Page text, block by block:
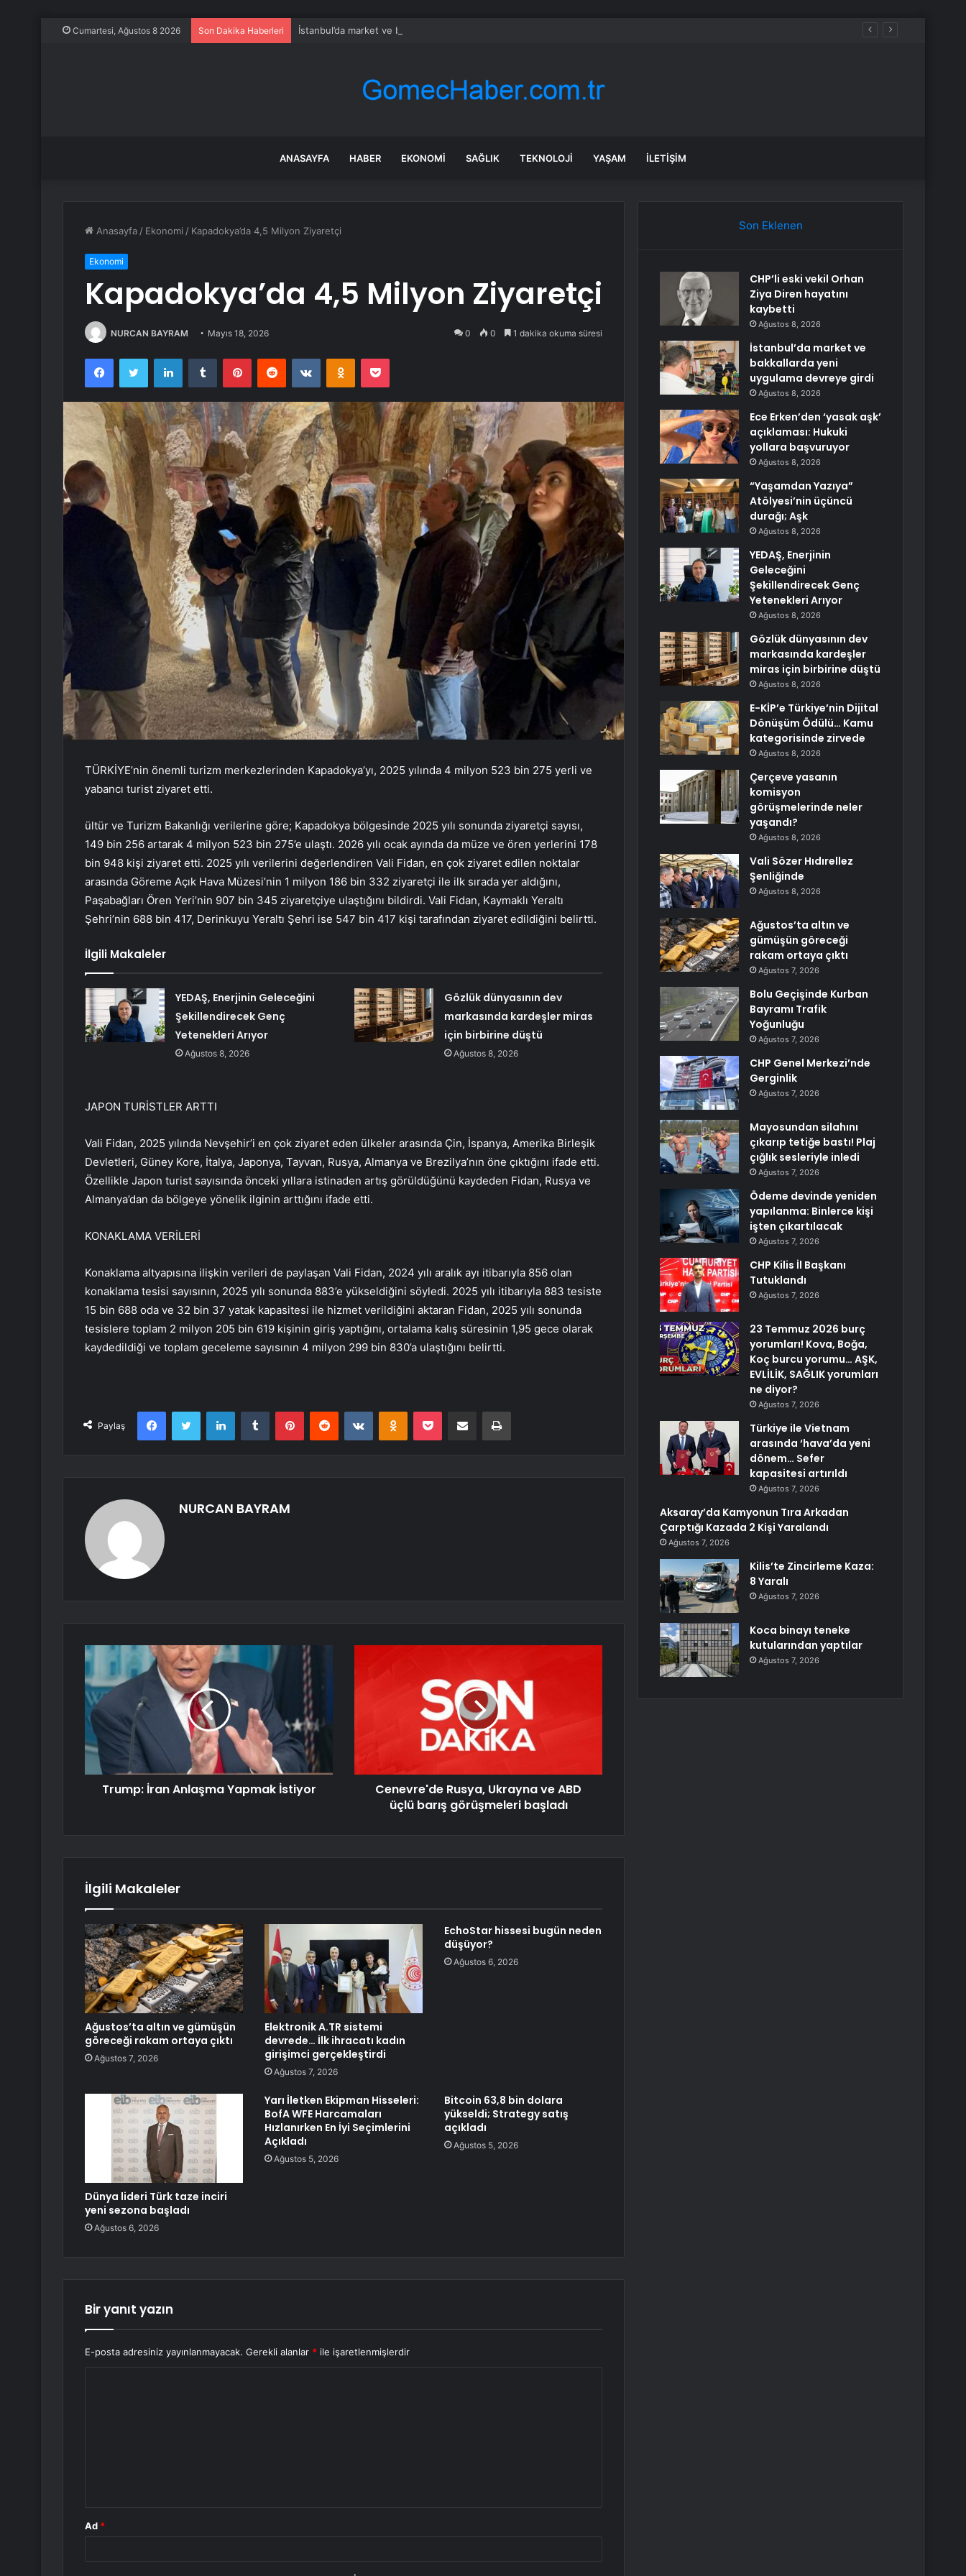
Cumartesi, Ağustos 8 2026 Son Dakika Haberleri İstanbul’da market ve bakkallarda yeni uygulama devreye girdi
ANASAYFA HABER EKONOMI SAĞLIK TEKNOLOJI YAŞAM İLETIŞIM
Anasayfa / Ekonomi / Kapadokya’da 4,5 Milyon Ziyaretçi
Ekonomi
Kapadokya’da 4,5 Milyon Ziyaretçi
NURCAN BAYRAM Mayıs 18, 2026 0 0 1 dakika okuma süresi
FacebookTwitter LinkedInTumblr PinterestReddit VKontakteOdnoklassniki
Pocket
TÜRKİYE’nin önemli turizm merkezlerinden Kapadokya’yı, 2025 yılında 4 milyon 523 bin 275 yerli ve
yabancı turist ziyaret etti.
ültür ve Turizm Bakanlığı verilerine göre; Kapadokya bölgesinde 2025 yılı sonunda ziyaretçi sayısı,
149 bin 256 artarak 4 milyon 523 bin 275’e ulaştı. 2026 yılı ocak ayında da müze ve ören yerlerini 178
bin 948 kişi ziyaret etti. 2025 yılı verilerini değerlendiren Vali Fidan, en çok ziyaret edilen noktalar
arasında Göreme Açık Hava Müzesi’nin 1 milyon 186 bin 332 ziyaretçi ile ilk sırada yer aldığını,
Paşabağları Ören Yeri’nin 907 bin 345 ziyaretçiye ulaştığını bildirdi. Vali Fidan, Kaymaklı Yeraltı
Şehri’nin 688 bin 417, Derinkuyu Yeraltı Şehri ise 547 bin 417 kişi tarafından ziyaret edildiğini belirtti.
İlgili Makaleler
YEDAŞ, Enerjinin Geleceğini
Şekillendirecek Genç
Yetenekleri Arıyor
Ağustos 8, 2026
Gözlük dünyasının dev
markasında kardeşler miras
için birbirine düştü
Ağustos 8, 2026
JAPON TURİSTLER ARTTI
Vali Fidan, 2025 yılında Nevşehir’i en çok ziyaret eden ülkeler arasında Çin, İspanya, Amerika Birleşik
Devletleri, Güney Kore, İtalya, Japonya, Tayvan, Rusya, Almanya ve Brezilya’nın öne çıktığını ifade etti.
Özellikle Japon turist sayısında önceki yıllara istinaden artış görüldüğünü kaydeden Fidan, Rusya ve
Almanya’dan da bölgeye yönelik ilginin arttığını ifade etti.
KONAKLAMA VERİLERİ
Konaklama altyapısına ilişkin verileri de paylaşan Vali Fidan, 2024 yılı aralık ayı itibarıyla 856 olan
konaklama tesisi sayısının, 2025 yılı sonunda 883’e yükseldiğini söyledi. 2025 yılı itibarıyla 883 tesiste
15 bin 688 oda ve 32 bin 37 yatak kapasitesi ile hizmet verildiğini aktaran Fidan, 2025 yılı sonunda
tesislere toplam 2 milyon 205 bin 619 kişinin giriş yaptığını, ortalama kalış süresinin 1,95 gece olarak
kaydedildiği ve toplam geceleme sayısının 4 milyon 299 bin 830’a ulaştığını belirtti.
Paylaş
FacebookTwitter LinkedInTumblr PinterestReddit VKontakteOdnoklassniki
Pocket E-Posta ile paylaş Yazdır
NURCAN BAYRAM
Trump: İran Anlaşma Yapmak İstiyor
Cenevre'de Rusya, Ukrayna ve ABD
üçlü barış görüşmeleri başladı
İlgili Makaleler
Ağustos’ta altın ve gümüşün
göreceği rakam ortaya çıktı
Ağustos 7, 2026
Elektronik A.TR sistemi
devrede… İlk ihracatı kadın
girişimci gerçekleştirdi
Ağustos 7, 2026
EchoStar hissesi bugün neden
düşüyor?
Ağustos 6, 2026
Dünya lideri Türk taze inciri
yeni sezona başladı
Ağustos 6, 2026
Yarı İletken Ekipman Hisseleri:
BofA WFE Harcamaları
Hızlanırken En İyi Seçimlerini
Açıkladı
Ağustos 5, 2026
Bitcoin 63,8 bin dolara
yükseldi; Strategy satış
açıkladı
Ağustos 5, 2026
Bir yanıt yazın
E-posta adresiniz yayınlanmayacak. Gerekli alanlar * ile işaretlenmişlerdir
Ad *
Son Eklenen
CHP’li eski vekil Orhan
Ziya Diren hayatını
kaybetti
Ağustos 8, 2026
İstanbul’da market ve
bakkallarda yeni
uygulama devreye girdi
Ağustos 8, 2026
Ece Erken’den ‘yasak aşk’
açıklaması: Hukuki
yollara başvuruyor
Ağustos 8, 2026
“Yaşamdan Yazıya”
Atölyesi’nin üçüncü
durağı; Aşk
Ağustos 8, 2026
YEDAŞ, Enerjinin
Geleceğini
Şekillendirecek Genç
Yetenekleri Arıyor
Ağustos 8, 2026
Gözlük dünyasının dev
markasında kardeşler
miras için birbirine düştü
Ağustos 8, 2026
E-KİP’e Türkiye’nin Dijital
Dönüşüm Ödülü… Kamu
kategorisinde zirvede
Ağustos 8, 2026
Çerçeve yasanın
komisyon
görüşmelerinde neler
yaşandı?
Ağustos 8, 2026
Vali Sözer Hıdırellez
Şenliğinde
Ağustos 8, 2026
Ağustos’ta altın ve
gümüşün göreceği
rakam ortaya çıktı
Ağustos 7, 2026
Bolu Geçişinde Kurban
Bayramı Trafik
Yoğunluğu
Ağustos 7, 2026
CHP Genel Merkezi’nde
Gerginlik
Ağustos 7, 2026
Mayosundan silahını
çıkarıp tetiğe bastı! Plaj
çığlık sesleriyle inledi
Ağustos 7, 2026
Ödeme devinde yeniden
yapılanma: Binlerce kişi
işten çıkartılacak
Ağustos 7, 2026
CHP Kilis İl Başkanı
Tutuklandı
Ağustos 7, 2026
23 Temmuz 2026 burç
yorumları! Kova, Boğa,
Koç burcu yorumu… AŞK,
EVLİLİK, SAĞLIK yorumları
ne diyor?
Ağustos 7, 2026
Türkiye ile Vietnam
arasında ‘hava’da yeni
dönem… Sefer
kapasitesi artırıldı
Ağustos 7, 2026
Aksaray’da Kamyonun Tıra Arkadan
Çarptığı Kazada 2 Kişi Yaralandı
Ağustos 7, 2026
Kilis’te Zincirleme Kaza:
8 Yaralı
Ağustos 7, 2026
Koca binayı teneke
kutularından yaptılar
Ağustos 7, 2026